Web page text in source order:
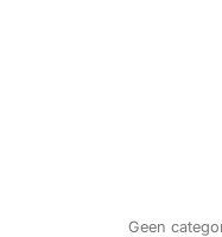
Geen